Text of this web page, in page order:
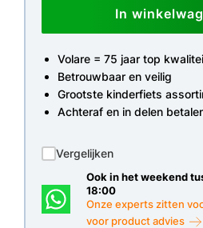
In
Volare = 75 jaar top
Betrouwbaar en veilig
Grootste kinderfiets
Achteraf en in delen
Vergelijken
Ook in het weekend
18:00
Onze experts zitten
voor product advies